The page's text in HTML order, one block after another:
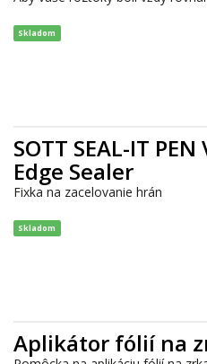
Skladom
SOTT SEAL-IT
Edge Sealer
Fixka na zacelovanie hrán
Skladom
Aplikátor fólií na